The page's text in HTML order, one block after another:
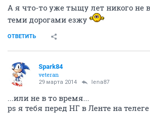
А я что-то уже тыщу лет никого не
теми дорогами езжу
ОТВЕТИТЬ
Spark84
veteran
29 марта 2014 lena87
...или не в то время...
ps я тебя перед НГ в Ленте на